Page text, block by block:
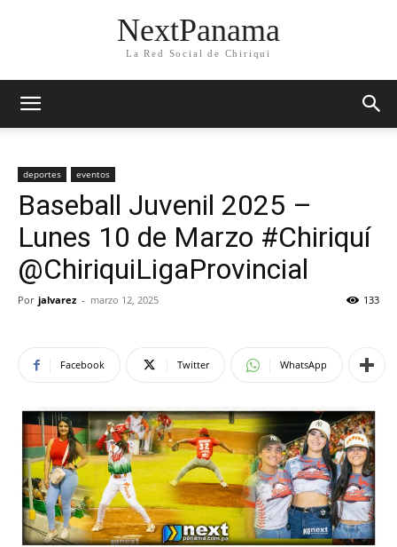
NextPanama
La Red Social de Chiriqui
deportes eventos
Baseball Juvenil 2025 –
Lunes 10 de Marzo #Chiriquí
@ChiriquiLigaProvincial
Por jalvarez - marzo 12, 2025 133
Facebook Twitter WhatsApp